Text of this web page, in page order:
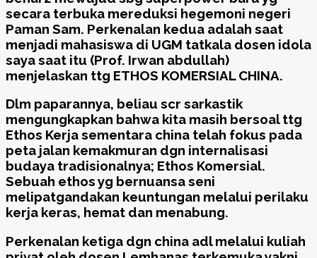
secara terbuka mereduksi hegemoni negeri
Paman Sam. Perkenalan kedua adalah saat
menjadi mahasiswa di UGM tatkala dosen idola
saya saat itu (Prof. Irwan abdullah)
menjelaskan ttg ETHOS KOMERSIAL CHINA.
Dlm paparannya, beliau scr sarkastik
mengungkapkan bahwa kita masih bersoal ttg
Ethos Kerja sementara china telah fokus pada
peta jalan kemakmuran dgn internalisasi
budaya tradisionalnya; Ethos Komersial.
Sebuah ethos yg bernuansa seni
melipatgandakan keuntungan melalui perilaku
kerja keras, hemat dan menabung.
Perkenalan ketiga dgn china adl melalui kuliah